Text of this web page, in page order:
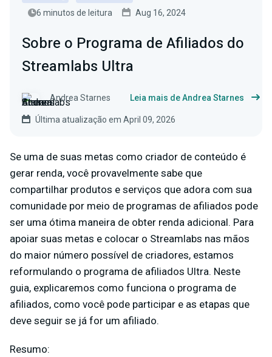
6 minutos de leitura
Aug 16, 2024
Sobre o Programa de Afiliados do
Streamlabs Ultra
Andrea Starnes Leia mais de Andrea Starnes
Última atualização em April 09, 2026
Se uma de suas metas como criador de conteúdo é
gerar renda, você provavelmente sabe que
compartilhar produtos e serviços que adora com sua
comunidade por meio de programas de afiliados pode
ser uma ótima maneira de obter renda adicional. Para
apoiar suas metas e colocar o Streamlabs nas mãos
do maior número possível de criadores, estamos
reformulando o programa de afiliados Ultra. Neste
guia, explicaremos como funciona o programa de
afiliados, como você pode participar e as etapas que
deve seguir se já for um afiliado.
Resumo: